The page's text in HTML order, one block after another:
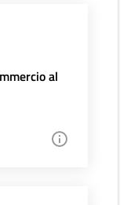
al